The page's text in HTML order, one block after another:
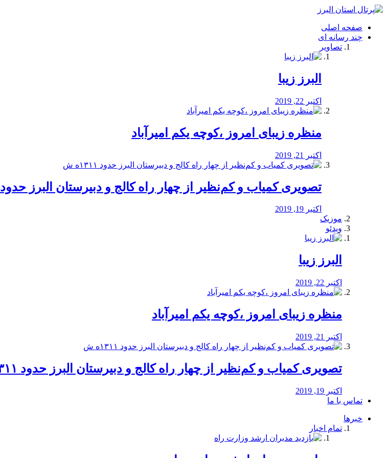
فصد
شرق
تهران
خشکشویی
صفحه اصلی
چند رسانه ای
تصاویر
البرز زیبا
اکتبر 22, 2019
منظره‌‌ زیبای امروز ،کوچه یکم امیرآباد
اکتبر 21, 2019
️تصویری کمیاب و کم‌نظیر از چهار راه كالج و دبيرستان البرز حدود ۱۳۱۱ه ش
اکتبر 19, 2019
موزیک
ویدئو
البرز زیبا
اکتبر 22, 2019
منظره‌‌ زیبای امروز ،کوچه یکم امیرآباد
اکتبر 21, 2019
️تصویری کمیاب و کم‌نظیر از چهار راه كالج و دبيرستان البرز حدود ۱۳۱۱ه ش
اکتبر 19, 2019
تماس با ما
خبرها
تمام اخبار